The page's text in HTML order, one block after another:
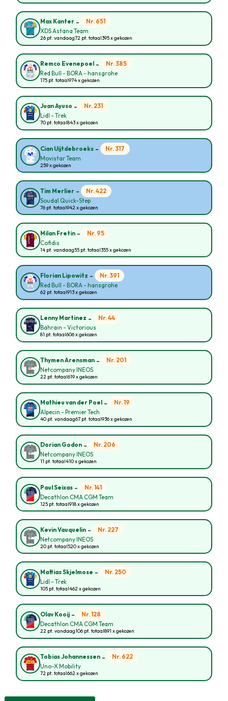
Max Kanter - Nr. 651
XDS Astana Team
26 pt. vandaag72 pt. totaal395 x gekozen
Remco Evenepoel - Nr. 385
Red Bull - BORA - hansgrohe
175 pt. totaal974 x gekozen
Juan Ayuso - Nr. 231
Lidl - Trek
70 pt. totaal843 x gekozen
Cian Uijtdebroeks - Nr. 317
Movistar Team
259 x gekozen
Tim Merlier - Nr. 422
Soudal Quick-Step
76 pt. totaal942 x gekozen
Milan Fretin - Nr. 95
Cofidis
14 pt. vandaag55 pt. totaal355 x gekozen
Florian Lipowitz - Nr. 391
Red Bull - BORA - hansgrohe
62 pt. totaal913 x gekozen
Lenny Martinez - Nr. 44
Bahrain - Victorious
81 pt. totaal606 x gekozen
Thymen Arensman - Nr. 201
Netcompany INEOS
22 pt. totaal619 x gekozen
Mathieu van der Poel - Nr. 19
Alpecin - Premier Tech
40 pt. vandaag67 pt. totaal936 x gekozen
Dorian Godon - Nr. 206
Netcompany INEOS
11 pt. totaal410 x gekozen
Paul Seixas - Nr. 141
Decathlon CMA CGM Team
125 pt. totaal918 x gekozen
Kevin Vauquelin - Nr. 227
Netcompany INEOS
20 pt. totaal520 x gekozen
Mattias Skjelmose - Nr. 250
Lidl - Trek
105 pt. totaal462 x gekozen
Olav Kooij - Nr. 128
Decathlon CMA CGM Team
22 pt. vandaag106 pt. totaal891 x gekozen
Tobias Johannessen - Nr. 622
Uno-X Mobility
72 pt. totaal662 x gekozen